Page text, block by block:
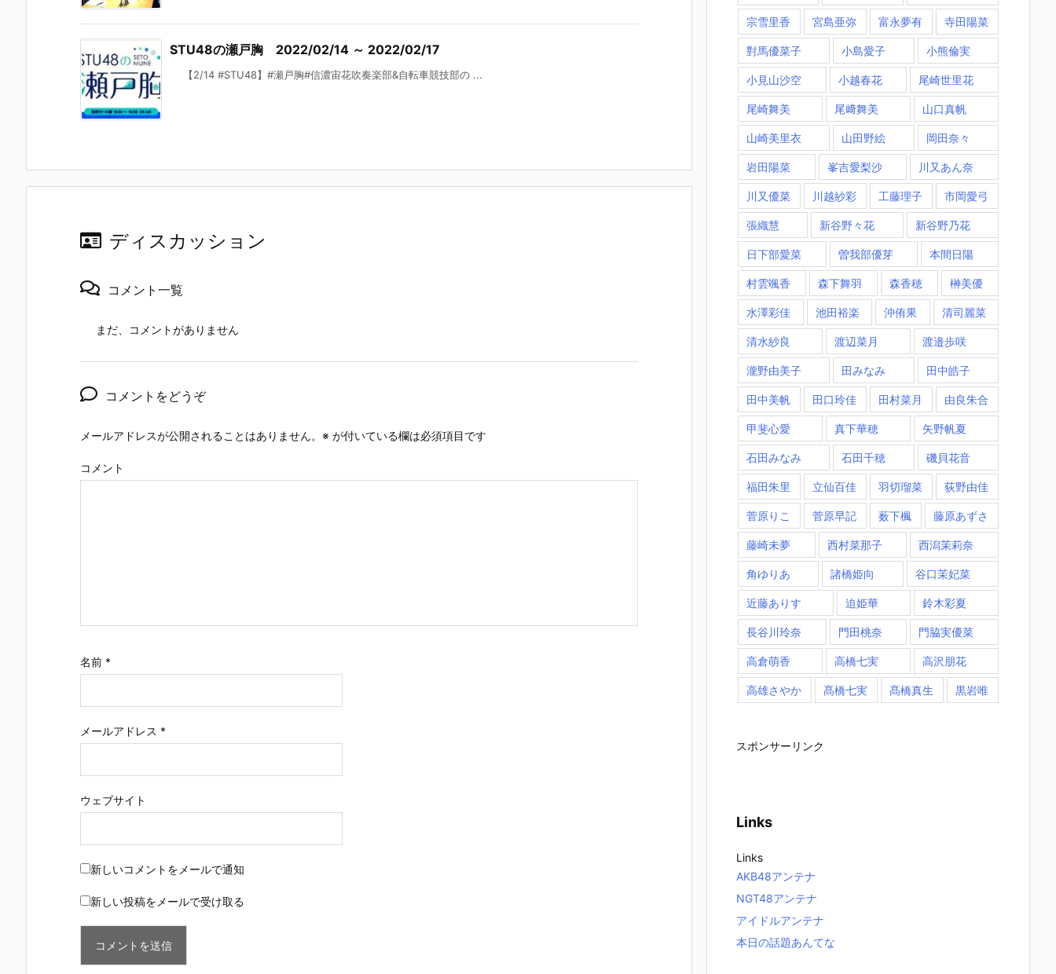
STU48の瀬戸胸 2022/02/14 ～ 2022/02/17
【2/14 #STU48】#瀬戸胸#信濃宙花吹奏楽部&自転車競技部の ...
ディスカッション
コメント一覧
まだ、コメントがありません
コメントをどうぞ
メールアドレスが公開されることはありません。 ※ が付いている欄は必須項目です
コメント
名前 *
メールアドレス *
ウェブサイト
新しいコメントをメールで通知
新しい投稿をメールで受け取る
宗雪里香 宮島亜弥 富永夢有 寺田陽菜
對馬優菜子 小島愛子 小熊倫実
小見山沙空 小越春花 尾崎世里花
尾崎舞美 尾﨑舞美 山口真帆
山崎美里衣 山田野絵 岡田奈々
岩田陽菜 峯吉愛梨沙 川又あん奈
川又優菜 川越紗彩 工藤理子 市岡愛弓
張織慧 新谷野々花 新谷野乃花
日下部愛菜 曽我部優芽 本間日陽
村雲颯香 森下舞羽 森香穂 榊美優
水澤彩佳 池田裕楽 沖侑果 清司麗菜
清水紗良 渡辺菜月 渡邉歩咲
瀧野由美子 田みなみ 田中皓子
田中美帆 田口玲佳 田村菜月 由良朱合
甲斐心愛 真下華穂 矢野帆夏
石田みなみ 石田千穂 磯貝花音
福田朱里 立仙百佳 羽切瑠菜 荻野由佳
菅原りこ 菅原早記 薮下楓 藤原あずさ
藤崎未夢 西村菜那子 西潟茉莉奈
角ゆりあ 諸橋姫向 谷口茉妃菜
近藤ありす 迫姫華 鈴木彩夏
長谷川玲奈 門田桃奈 門脇実優菜
高倉萌香 高橋七実 高沢朋花
高雄さやか 髙橋七実 髙橋真生 黒岩唯
スポンサーリンク
Links
Links
AKB48アンテナ
NGT48アンテナ
アイドルアンテナ
本日の話題あんてな